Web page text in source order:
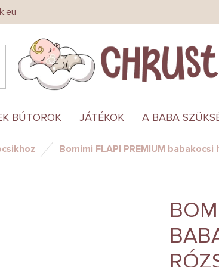
BÚTOROK JÁTÉKOK A BABA
Bomimi FLAPI PREMIUM